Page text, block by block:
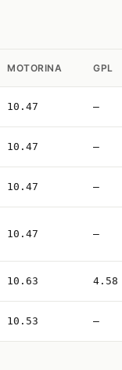
MOTORINA GPL
10.47 —
10.47 —
10.47 —
10.47 —
10.63 4.58
10.53 —